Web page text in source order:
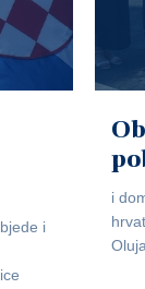
i
i
Oluja